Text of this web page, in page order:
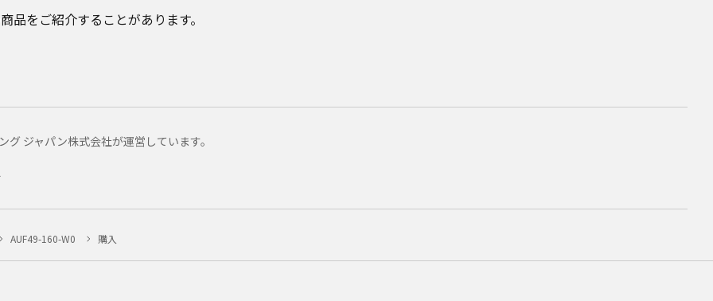
品をご紹介することがあります。
ジャパン株式会社が運営しています。
AUF49-160-W0 購入